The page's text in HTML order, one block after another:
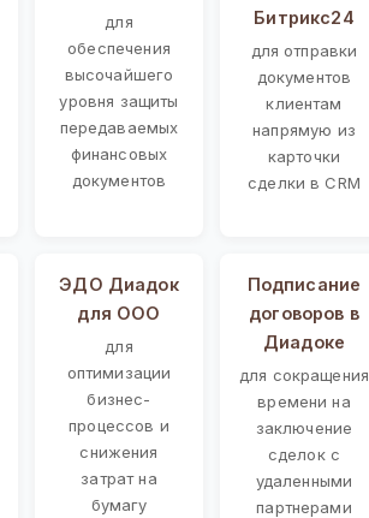
для
обеспечения
высочайшего
уровня защиты
передаваемых
финансовых
документов
Битрикс24
для отправки
документов
клиентам
напрямую из
карточки
сделки в CRM
ЭДО Диадок
для ООО
для
оптимизации
бизнес-
процессов и
снижения
затрат на
бумагу
Подписание
договоров в
Диадоке
для сокращения
времени на
заключение
сделок с
удаленными
партнерами